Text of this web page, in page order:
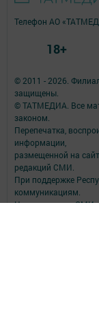
© 2011 - 2026.
защищены.
© ТАТМЕДИА. Все
законом.
Перепечатка,
информации,
размещенной на
редакций СМИ.
При поддержке
коммуникациям.
Наименование СМИ:
Телефон АО
18+